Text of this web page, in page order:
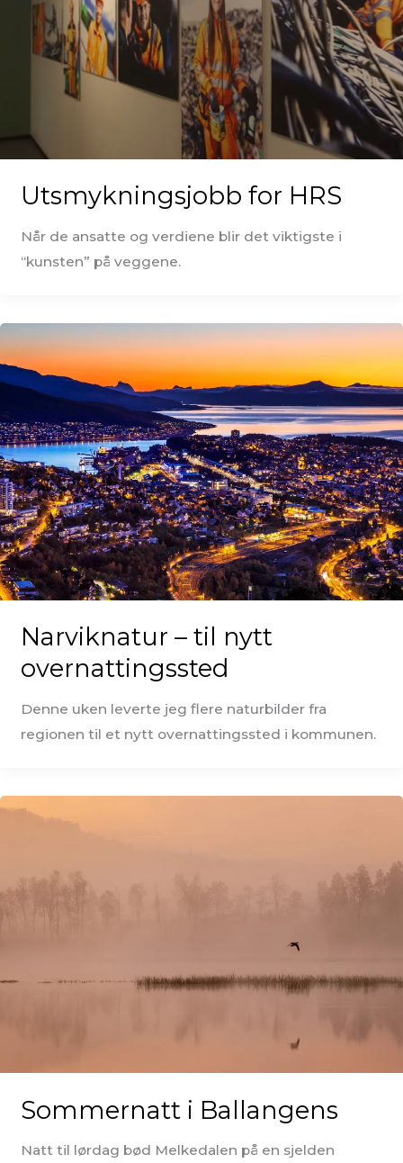
Utsmykningsjobb for HRS
Når de ansatte og verdiene blir det viktigste i
“kunsten” på veggene.
Narviknatur – til nytt
overnattingssted
Denne uken leverte jeg flere naturbilder fra
regionen til et nytt overnattingssted i kommunen.
Sommernatt i Ballangens
Natt til lørdag bød Melkedalen på en sjelden